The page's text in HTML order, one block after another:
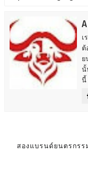
เ
ต้
ย
นั้
นี้
สองแบรนด์ยนตรกรร